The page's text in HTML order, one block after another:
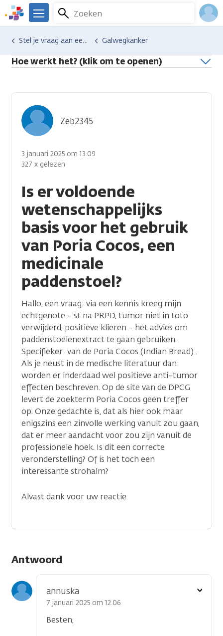
Overslaan
en
naar
inhoud
gaan
We
er
voor
je.
Zoeken
Menu
Hulp en ondersteuning
Stel je vraag aan een professional Galwegkanker
Hoe werkt het? (klik om te openen)
Is er voldoende
wetenschappelijks
basis voor het gebruik
van Poria Cocos, een
medicinale
paddenstoel?
Zeb2345
3 januari 2025 om 13.09
327 x gelezen
Hallo, een vraag: via een kennis kreeg mijn
echtgenote - st na PRPD, tumor niet in toto
verwijderd, positieve klieren - het advies om
paddenstoelenextract te gaan gebruiken.
Specifieker: van de Poria Cocos (Indian Bread) .
Als je neust in de medische literatuur dan
worden er inderdaad wel positieve anti-tumor
effecten beschreven. Op de site van de DPCG
levert de zoekterm Poria Cocos geen treffer
op. Onze gedachte is, dat als hier ook maar
enigszins een zinvolle werking vanuit zou gaan,
dat er meer aandacht voor zou zijn vanuit de
professionele hoek. Is dit een correcte
veronderstelling? Of is het toch een
interessante strohalm?
Alvast dank voor uw reactie.
Antwoord
annuska
7 januari 2025 om 12.06
Besten,
Toon